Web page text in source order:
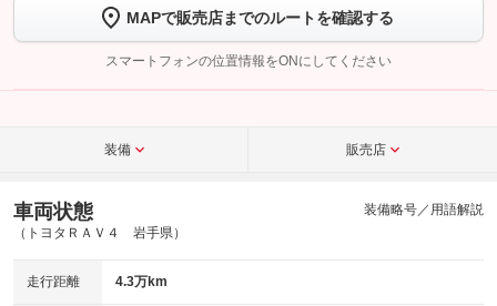
トーク画面で
ボタンをタップして問い合わせを
完了してください。
こちら
MAPで販売店までのルートを確認する
スマートフォンの位置情報をONにしてください
装備 販売店
車両状態
（トヨタＲＡＶ４ 岩手県）
装備略号／用語解説
走行距離 4.3万km